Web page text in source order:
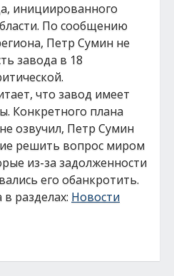
инициированного
По сообщению
Петр Сумин не
завода в 18
что завод имеет
Конкретного плана
озвучил, Петр Сумин
решить вопрос миром
из-за задолженности
его обанкротить.
разделах: Новости